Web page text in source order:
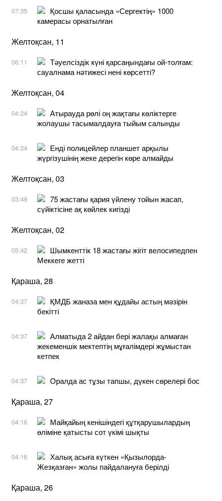
07:35
Қосшы қаласында «Сергектің» 1000
камерасы орнатылған
Желтоқсан, 11
06:11
Тәуелсіздік күні қарсаңындағы ой-толғам:
сауалнама нәтижесі нені көрсетті?
Желтоқсан, 04
04:24
Атырауда рөлі оң жақтағы көліктерге
жолаушы тасымалдауға тыйым салынды
04:24
Енді полицейлер планшет арқылы
жүргізушінің жеке дерегін көре алмайды
Желтоқсан, 03
03:49
75 жастағы қария үйлену тойын жасап,
сүйіктісіне ақ көйлек кигізді
Желтоқсан, 02
05:42
Шымкенттік 18 жастағы жігіт велосипедпен
Меккеге жетті
Қараша, 28
04:37
ҚМДБ жаназа мен құдайы астың мәзірін
бекітті
04:37
Алматыда 2 айдан бері жалақы алмаған
жекеменшік мектептің мұғалімдері жұмыстан
кетпек
04:37 Оралда ас тұзы тапшы, дүкен сөрелері бос
Қараша, 27
04:16
Майқайың кенішіндегі құтқарушылардың
өліміне қатысты сот үкімі шықты
04:16
Халық асыға күткен «Қызылорда-
Жезқазған» жолы пайдалануға берілді
Қараша, 26